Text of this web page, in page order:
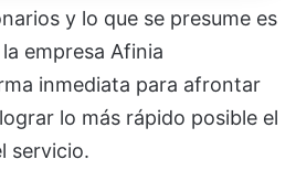
y lo que se presume es
empresa Afinia
inmediata para afrontar
lo más rápido posible el
servicio.